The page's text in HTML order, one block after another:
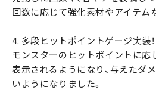
回数に応じて強化素材やアイテム
4. 多段ヒットポイントゲージ実装！
モンスターのヒットポイントに応
表示されるようになり、与えたダ
いようになりました。